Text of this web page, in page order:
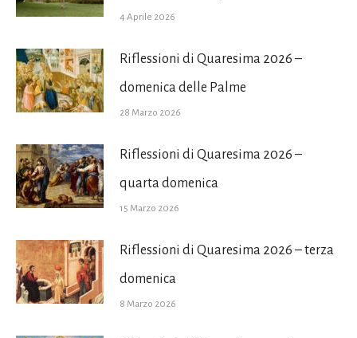
4 Aprile 2026
Riflessioni di Quaresima 2026 –
domenica delle Palme
28 Marzo 2026
Riflessioni di Quaresima 2026 –
quarta domenica
15 Marzo 2026
Riflessioni di Quaresima 2026 – terza
domenica
8 Marzo 2026